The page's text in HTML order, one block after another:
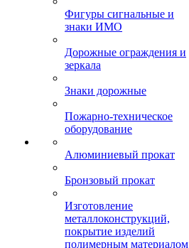
Фигуры сигнальные и
знаки ИМО
Дорожные ограждения и
зеркала
Знаки дорожные
Пожарно-техническое
оборудование
Алюминиевый прокат
Бронзовый прокат
Изготовление
металлоконструкций,
покрытие изделий
полимерным материалом